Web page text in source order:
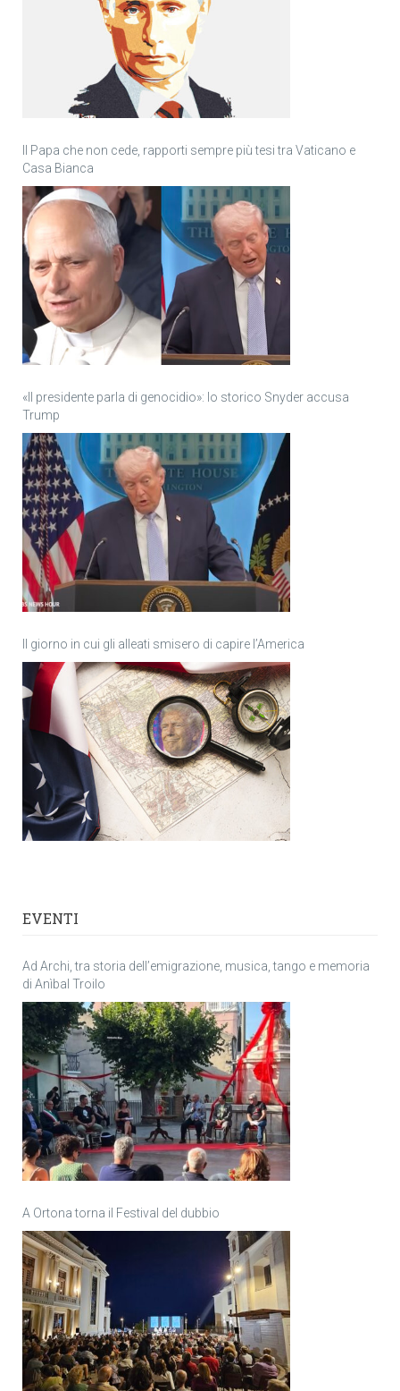
Il Papa che non cede, rapporti sempre più tesi tra Vaticano e
Casa Bianca
«Il presidente parla di genocidio»: lo storico Snyder accusa
Trump
Il giorno in cui gli alleati smisero di capire l’America
EVENTI
Ad Archi, tra storia dell’emigrazione, musica, tango e memoria
di Anìbal Troilo
A Ortona torna il Festival del dubbio